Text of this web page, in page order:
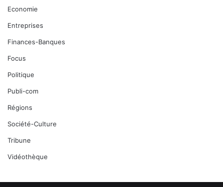
Economie
Entreprises
Finances-Banques
Focus
Politique
Publi-com
Régions
Société-Culture
Tribune
Vidéothèque